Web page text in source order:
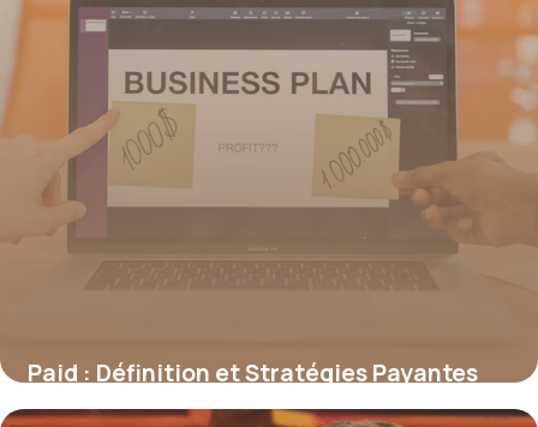
Paid : Définition et Stratégies Payantes
2026